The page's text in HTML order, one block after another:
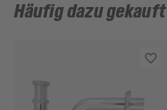
Häufig dazu gekauft